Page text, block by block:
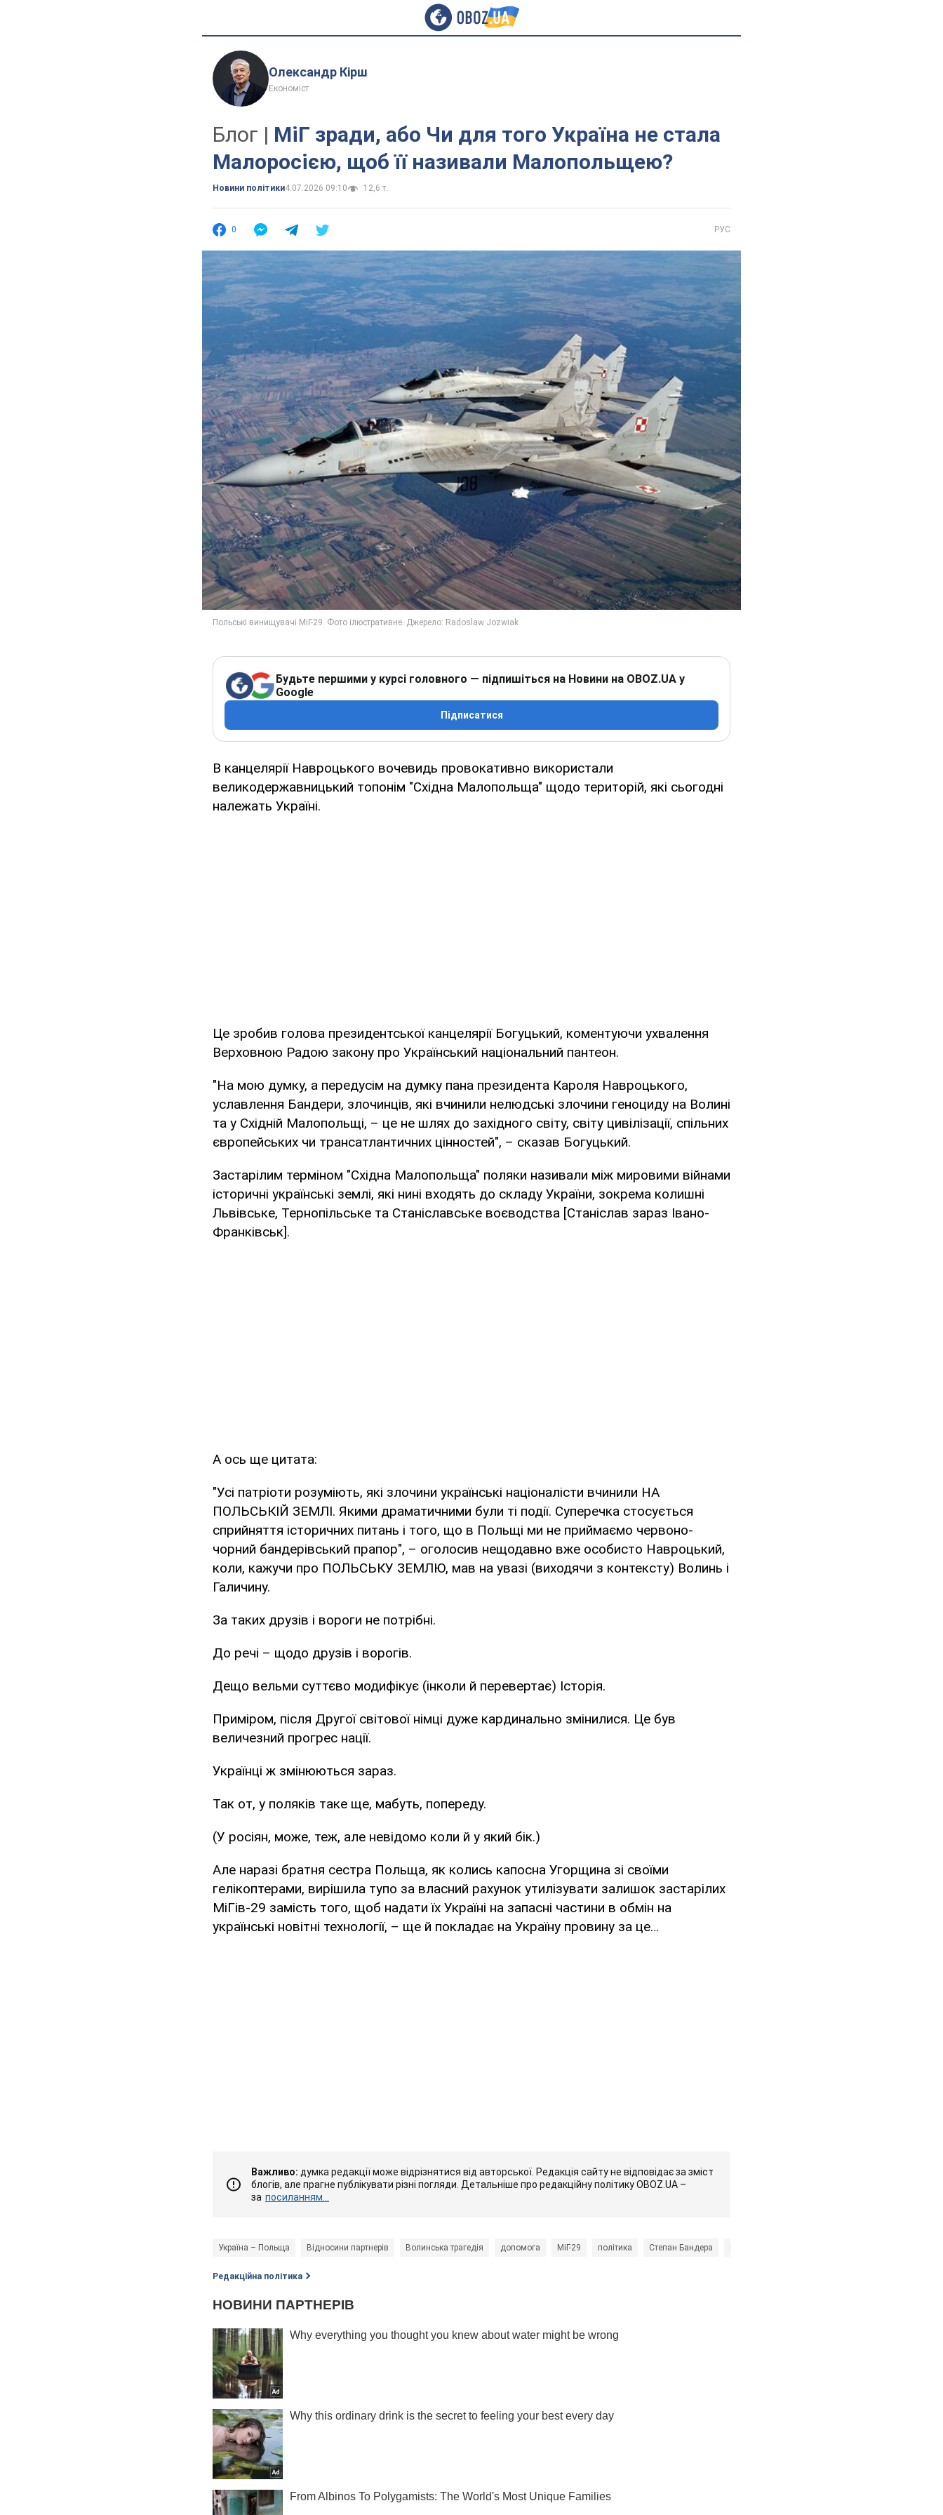
Олександр Кірш
Економіст
Блог | МіГ зради, або Чи для того Україна не стала
Малоросією, щоб її називали Малопольщею?
Новини політики4.07.2026 09:10 12,6 т.
0 РУС
Будьте першими у курсі головного — підпишіться на Новини на OBOZ.UA у
Google
Підписатися
В канцелярії Навроцького вочевидь провокативно використали
великодержавницький топонім "Східна Малопольща" щодо територій, які сьогодні
належать Україні.
Це зробив голова президентської канцелярії Богуцький, коментуючи ухвалення
Верховною Радою закону про Український національний пантеон.
"На мою думку, а передусім на думку пана президента Кароля Навроцького,
уславлення Бандери, злочинців, які вчинили нелюдські злочини геноциду на Волині
та у Східній Малопольщі, – це не шлях до західного світу, світу цивілізації, спільних
європейських чи трансатлантичних цінностей", – сказав Богуцький.
Застарілим терміном "Східна Малопольща" поляки називали між мировими війнами
історичні українські землі, які нині входять до складу України, зокрема колишні
Львівське, Тернопільське та Станіславське воєводства [Станіслав зараз Івано-
Франківськ].
А ось ще цитата:
"Усі патріоти розуміють, які злочини українські націоналісти вчинили НА
ПОЛЬСЬКІЙ ЗЕМЛІ. Якими драматичними були ті події. Суперечка стосується
сприйняття історичних питань і того, що в Польщі ми не приймаємо червоно-
чорний бандерівський прапор", – оголосив нещодавно вже особисто Навроцький,
коли, кажучи про ПОЛЬСЬКУ ЗЕМЛЮ, мав на увазі (виходячи з контексту) Волинь і
Галичину.
За таких друзів і вороги не потрібні.
До речі – щодо друзів і ворогів.
Дещо вельми суттєво модифікує (інколи й перевертає) Історія.
Приміром, після Другої світової німці дуже кардинально змінилися. Це був
величезний прогрес нації.
Українці ж змінюються зараз.
Так от, у поляків таке ще, мабуть, попереду.
(У росіян, може, теж, але невідомо коли й у який бік.)
Але наразі братня сестра Польща, як колись капосна Угорщина зі своїми
гелікоптерами, вирішила тупо за власний рахунок утилізувати залишок застарілих
МіГів-29 замість того, щоб надати їх Україні на запасні частини в обмін на
українські новітні технології, – ще й покладає на Україну провину за це…
Важливо: думка редакції може відрізнятися від авторської. Редакція сайту не відповідає за зміст
блогів, але прагне публікувати різні погляди. Детальніше про редакційну політику OBOZ.UA –
за посиланням...
Україна – Польща Відносини партнерів Волинська трагедія допомога МіГ-29 політика Степан Бандера
Редакційна політика